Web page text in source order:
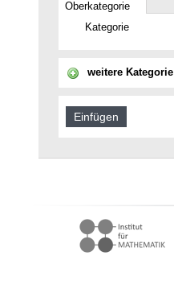
Oberkategorie
Kategorie
weitere Kategorie